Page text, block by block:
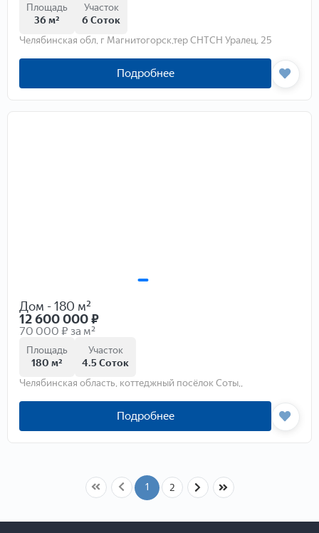
Площадь
36 м²
Участок
6 Соток
Челябинская обл, г Магнитогорск,тер СНТСН Уралец, 25
Подробнее
Дом - 180 м²
12 600 000₽
70 000 ₽ за м²
Площадь
180 м²
Участок
4.5 Соток
Челябинская область, коттеджный посёлок Соты,,
Подробнее
1 2